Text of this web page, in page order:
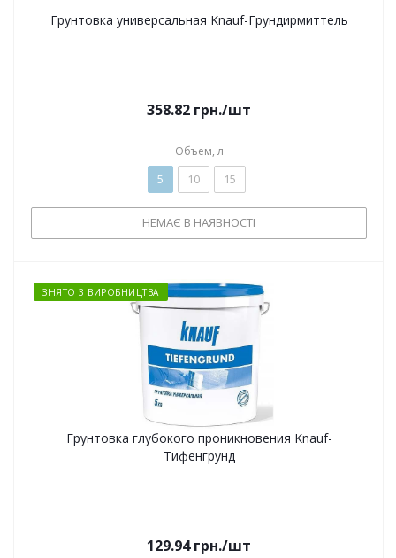
Грунтовка универсальная Knauf-Грундирмиттель
358.82 грн./шт
Объем, л
5 10 15
НЕМАЄ В НАЯВНОСТІ
ЗНЯТО З ВИРОБНИЦТВА
Грунтовка глубокого проникновения Knauf-
Тифенгрунд
129.94грн./шт